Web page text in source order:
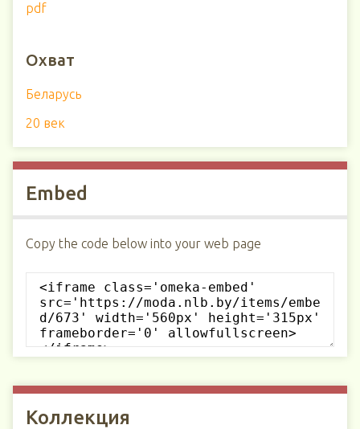
pdf
Охват
Беларусь
20 век
Embed
Copy the code below into your web page
Коллекция